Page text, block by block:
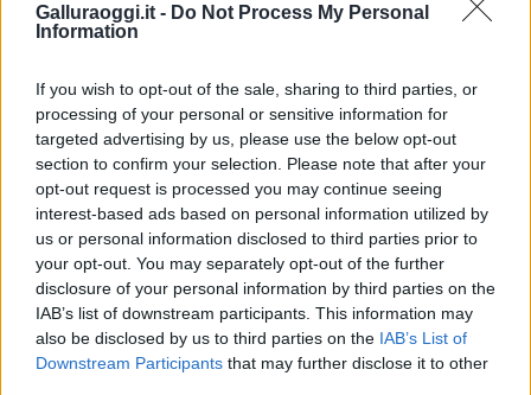
Galluraoggi.it - Do Not Process My Personal
Information
If you wish to opt-out of the sale, sharing to third parties, or
processing of your personal or sensitive information for
targeted advertising by us, please use the below opt-out
section to confirm your selection. Please note that after your
opt-out request is processed you may continue seeing
interest-based ads based on personal information utilized by
us or personal information disclosed to third parties prior to
your opt-out. You may separately opt-out of the further
disclosure of your personal information by third parties on the
IAB’s list of downstream participants. This information may
also be disclosed by us to third parties on the IAB’s List of
Downstream Participants that may further disclose it to other